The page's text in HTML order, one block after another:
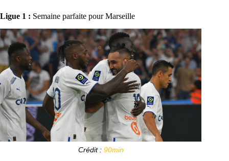
Ligue 1 : Semaine parfaite pour Marseille
Crédit : 90min